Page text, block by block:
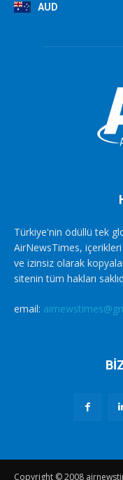
AUD
Türkiye'nin ödüllü tek
AirNewsTimes, içerikleri
ve izinsiz olarak
sitenin tüm hakları
email:
Copyright © 2008